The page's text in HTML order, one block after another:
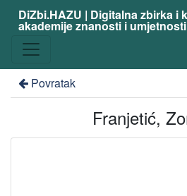
DiZbi.HAZU | Digitalna zbirka i
akademije znanosti i umjetnosti
Povratak
Franjetić,